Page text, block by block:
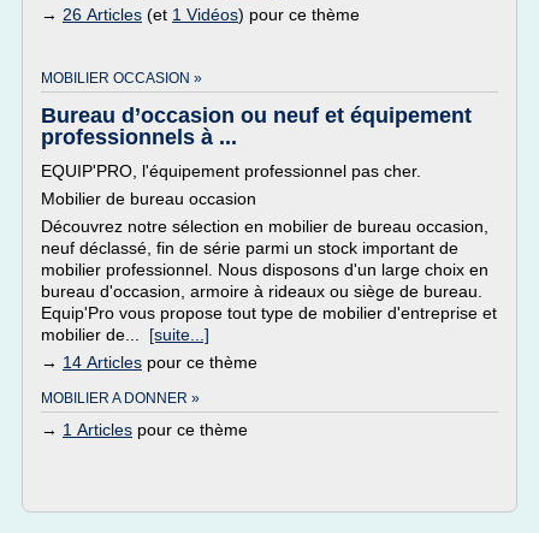
→ 26 Articles (et 1 Vidéos) pour ce thème
MOBILIER OCCASION »
Bureau d’occasion ou neuf et équipement
professionnels à ...
EQUIP'PRO, l'équipement professionnel pas cher.
Mobilier de bureau occasion
Découvrez notre sélection en mobilier de bureau occasion,
neuf déclassé, fin de série parmi un stock important de
mobilier professionnel. Nous disposons d'un large choix en
bureau d'occasion, armoire à rideaux ou siège de bureau.
Equip'Pro vous propose tout type de mobilier d'entreprise et
mobilier de... [suite...]
→ 14 Articles pour ce thème
MOBILIER A DONNER »
→ 1 Articles pour ce thème